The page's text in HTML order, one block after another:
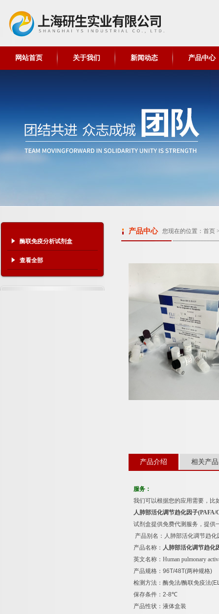
网站首页 关于我们 新闻动态 产品中心
酶联免疫分析试剂盒
查看全部
产品中心 您现在的位置： 首页
产品介绍 相关产品
服务：
我们可以根据您的应用需要，比
人肺部活化调节趋化因子(PAFA/
试剂盒提供免费代测服务，提供
产品别名： 人肺部活化调节趋化
产品名称： 人肺部活化调节趋化
英文名称： Human pulmonary
产品规格： 96T/48T(两种规格)
检测方法：酶免法/酶联免疫法
保存条件： 2-8℃
产品性状：液体盒装